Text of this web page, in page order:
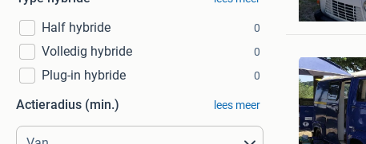
Half hybride 0
Volledig hybride 0
Plug-in hybride 0
Actieradius (min.) lees meer
Rotterdam